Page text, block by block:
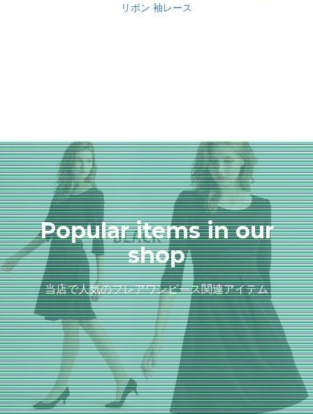
リボン 袖レース
Popular items in our
shop
当店で人気のフレアワンピース関連アイテム